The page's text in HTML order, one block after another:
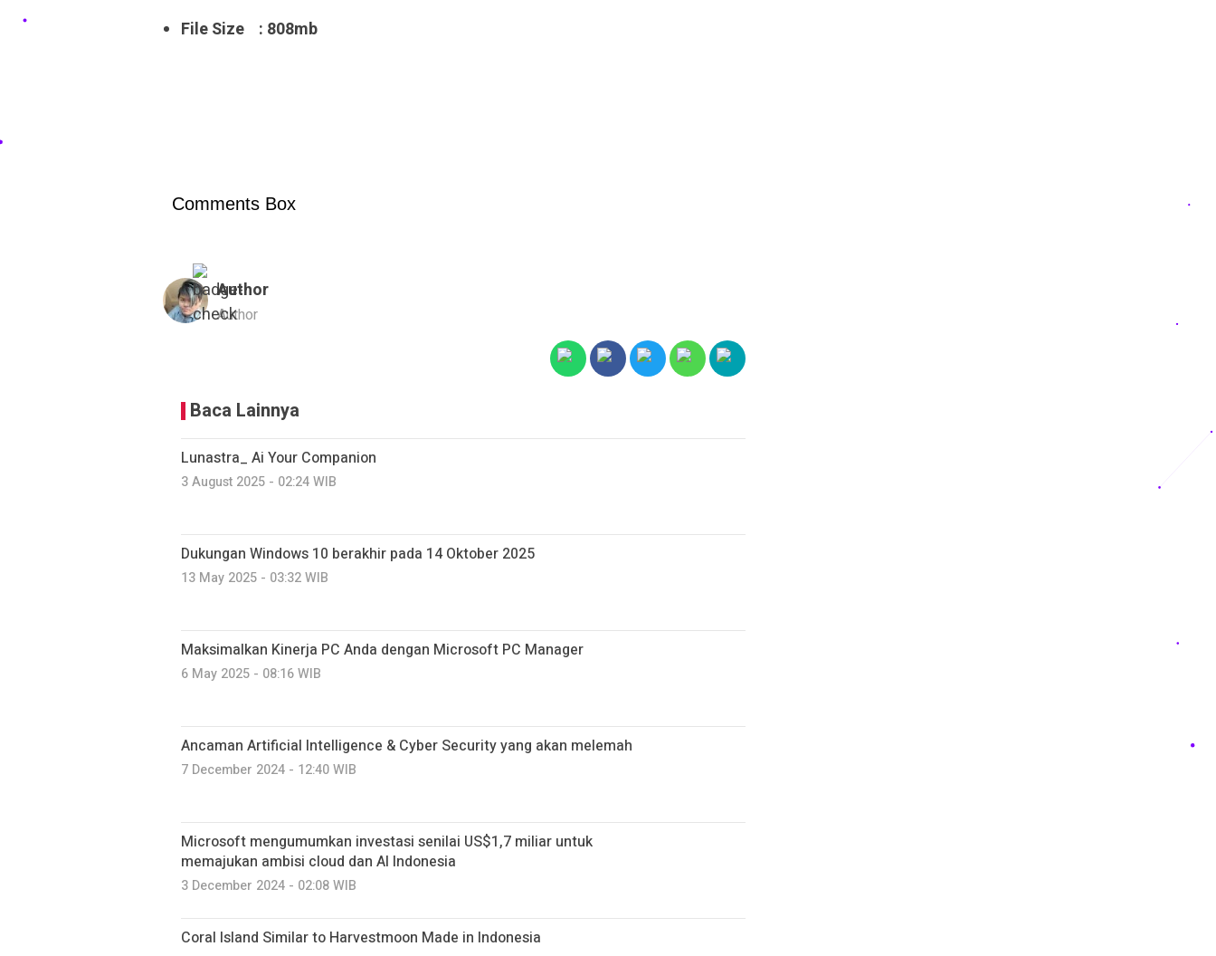
File Size : 808mb
Comments Box
Author
Author
Baca Lainnya
Lunastra_ Ai Your Companion
3 August 2025 - 02:24 WIB
Dukungan Windows 10 berakhir pada 14 Oktober 2025
13 May 2025 - 03:32 WIB
Maksimalkan Kinerja PC Anda dengan Microsoft PC Manager
6 May 2025 - 08:16 WIB
Ancaman Artificial Intelligence & Cyber Security yang akan melemah
7 December 2024 - 12:40 WIB
Microsoft mengumumkan investasi senilai US$1,7 miliar untuk
memajukan ambisi cloud dan AI Indonesia
3 December 2024 - 02:08 WIB
Coral Island Similar to Harvestmoon Made in Indonesia